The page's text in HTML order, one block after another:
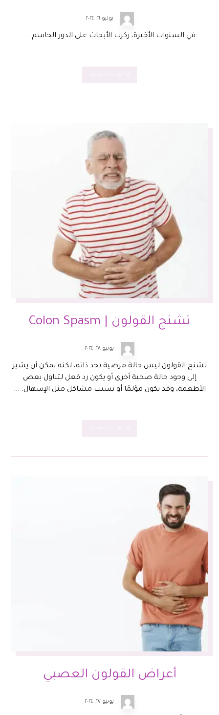
يوليو ٢١, ٢٠٢٤
في السنوات الأخيرة، ركزت الأبحاث على الدور الحاسم ...
تشنج القولون | Colon Spasm
يونيو ٢٨, ٢٠٢٤
تشنج القولون ليس حالة مرضية بحد ذاته، لكنه يمكن أن يشير
إلى وجود حالة صحية أخرى أو يكون رد فعل لتناول بعض
الأطعمة، وقد يكون مؤلمًا أو يسبب مشاكل مثل الإسهال. ...
أعراض القولون العصبي
يونيو ٢٧, ٢٠٢٤